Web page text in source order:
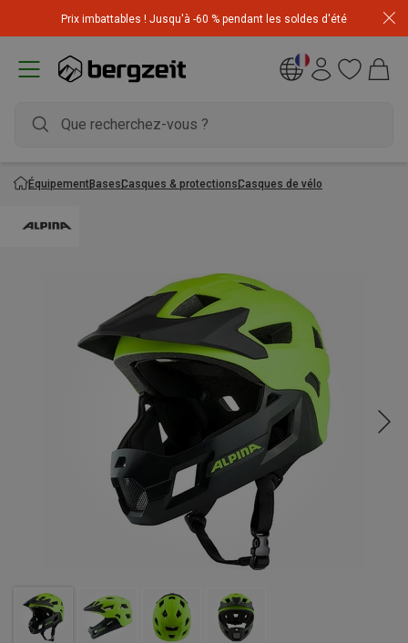
Prix imbattables ! Jusqu'à -60 % pendant les soldes d'été
l'article le moins cher! Code
ÉquipementBasesCasques & protectionsCasques de vélo